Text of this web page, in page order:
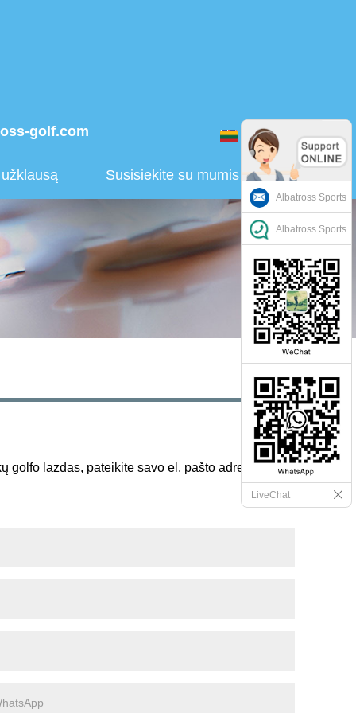
golf.com Lietuvos
Susisiekite su mumis
golfo lazdas, pateikite savo el. pašto adresą ir mes
Albatross Sports
Albatross Sports
LiveChat